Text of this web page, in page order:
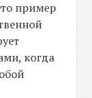
пример
когда